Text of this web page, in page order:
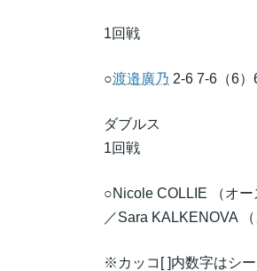
1回戦
○渡邉廣乃 2-6 7-6（6）
ダブルス
1回戦
○Nicole COLLIE （オー
／Sara KALKENOVA （
※カッコ[ ]内数字はシ